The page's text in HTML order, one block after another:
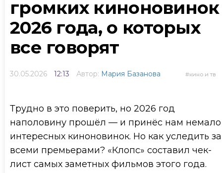
громких киноновинок
2026 года, о которых
все говорят
30.05.2026 12:13 Автор: Мария Базанова кино и тв
Трудно в это поверить, но 2026 год
наполовину прошёл — и принёс нам немало
интересных киноновинок. Но как уследить за
всеми премьерами? «Клопс» составил чек-
лист самых заметных фильмов этого года.